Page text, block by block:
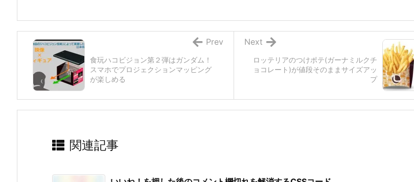
ロッテリアのつけポテ(ガーナミルクチ
ョコレート)が値段そのままサイズアッ
プ
Next
食玩ハコビジョン第２弾はガンダム！
スマホでプロジェクションマッピング
が楽しめる
Prev
関連記事